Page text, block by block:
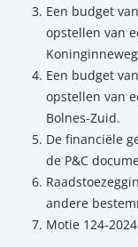
Een budget
opstellen van
Een budget
opstellen van
Bolnes-Zuid.
De financiële
de P&C
andere
Motie 124-